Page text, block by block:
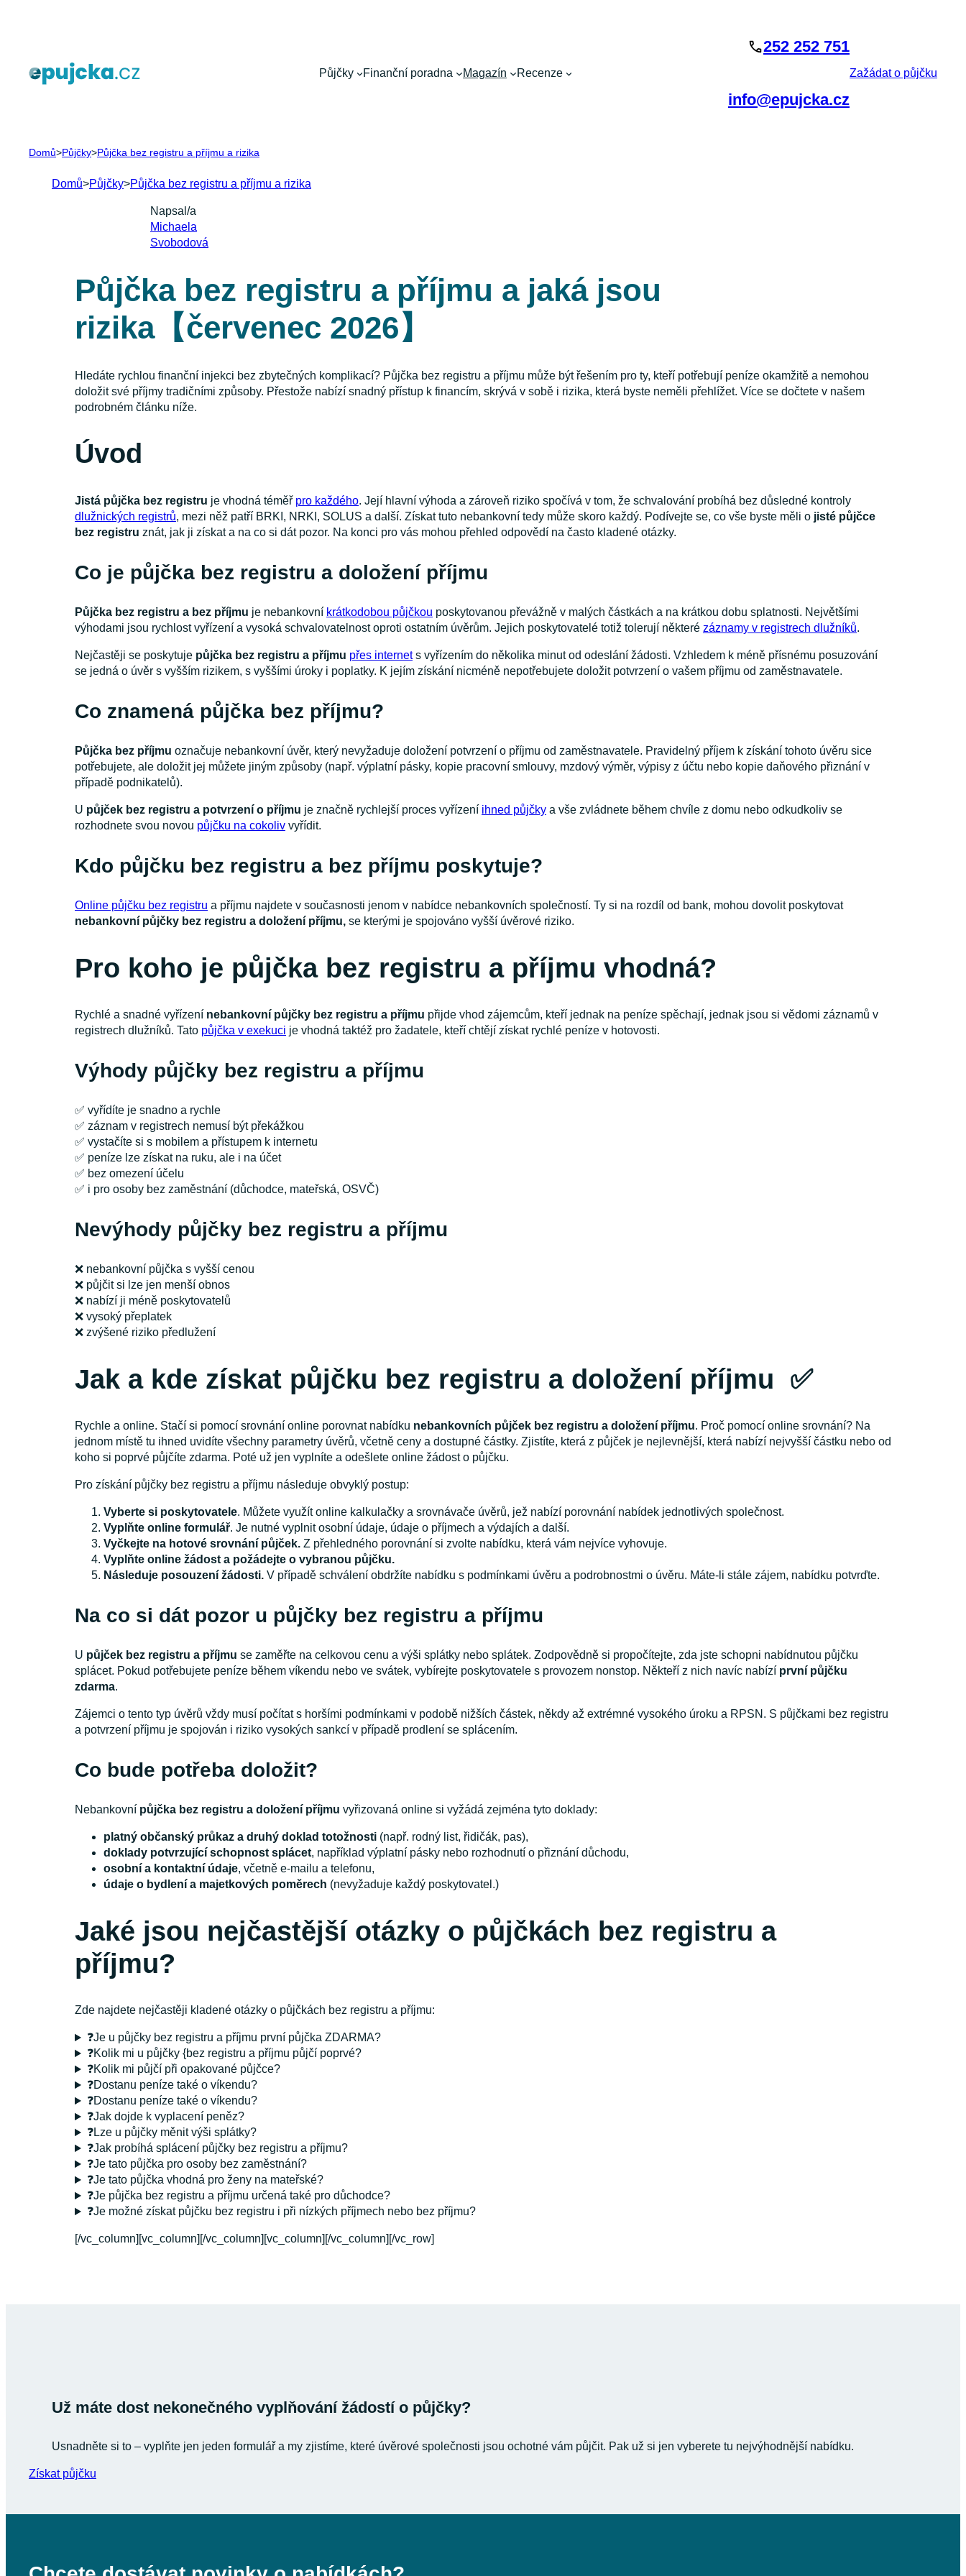
Půjčky Finanční poradna Magazín Recenze
252 252 751
info@epujcka.cz
Zažádat o půjčku
Domů>Půjčky>Půjčka bez registru a příjmu a rizika
Domů>Půjčky>Půjčka bez registru a příjmu a rizika
Napsal/a
Michaela
Svobodová
Půjčka bez registru a příjmu a jaká jsou
rizika【červenec 2026】
Hledáte rychlou finanční injekci bez zbytečných komplikací? Půjčka bez registru a příjmu může být řešením pro ty, kteří potřebují peníze okamžitě a nemohou
doložit své příjmy tradičními způsoby. Přestože nabízí snadný přístup k financím, skrývá v sobě i rizika, která byste neměli přehlížet. Více se dočtete v našem
podrobném článku níže.
Úvod
Jistá půjčka bez registru je vhodná téměř pro každého. Její hlavní výhoda a zároveň riziko spočívá v tom, že schvalování probíhá bez důsledné kontroly
dlužnických registrů, mezi něž patří BRKI, NRKI, SOLUS a další. Získat tuto nebankovní tedy může skoro každý. Podívejte se, co vše byste měli o jisté půjčce
bez registru znát, jak ji získat a na co si dát pozor. Na konci pro vás mohou přehled odpovědí na často kladené otázky.
Co je půjčka bez registru a doložení příjmu
Půjčka bez registru a bez příjmu je nebankovní krátkodobou půjčkou poskytovanou převážně v malých částkách a na krátkou dobu splatnosti. Největšími
výhodami jsou rychlost vyřízení a vysoká schvalovatelnost oproti ostatním úvěrům. Jejich poskytovatelé totiž tolerují některé záznamy v registrech dlužníků.
Nejčastěji se poskytuje půjčka bez registru a příjmu přes internets vyřízením do několika minut od odeslání žádosti. Vzhledem k méně přísnému posuzování
se jedná o úvěr s vyšším rizikem, s vyššími úroky i poplatky. K jejím získání nicméně nepotřebujete doložit potvrzení o vašem příjmu od zaměstnavatele.
Co znamená půjčka bez příjmu?
Půjčka bez příjmu označuje nebankovní úvěr, který nevyžaduje doložení potvrzení o příjmu od zaměstnavatele. Pravidelný příjem k získání tohoto úvěru sice
potřebujete, ale doložit jej můžete jiným způsoby (např. výplatní pásky, kopie pracovní smlouvy, mzdový výměr, výpisy z účtu nebo kopie daňového přiznání v
případě podnikatelů).
U půjček bez registru a potvrzení o příjmu je značně rychlejší proces vyřízení ihned půjčky a vše zvládnete během chvíle z domu nebo odkudkoliv se
rozhodnete svou novou půjčku na cokoliv vyřídit.
Kdo půjčku bez registru a bez příjmu poskytuje?
Online půjčku bez registru a příjmu najdete v současnosti jenom v nabídce nebankovních společností. Ty si na rozdíl od bank, mohou dovolit poskytovat
nebankovní půjčky bez registru a doložení příjmu, se kterými je spojováno vyšší úvěrové riziko.
Pro koho je půjčka bez registru a příjmu vhodná?
Rychlé a snadné vyřízení nebankovní půjčky bez registru a příjmu přijde vhod zájemcům, kteří jednak na peníze spěchají, jednak jsou si vědomi záznamů v
registrech dlužníků. Tato půjčka v exekuci je vhodná taktéž pro žadatele, kteří chtějí získat rychlé peníze v hotovosti.
Výhody půjčky bez registru a příjmu
✅ vyřídíte je snadno a rychle
✅ záznam v registrech nemusí být překážkou
✅ vystačíte si s mobilem a přístupem k internetu
✅ peníze lze získat na ruku, ale i na účet
✅ bez omezení účelu
✅ i pro osoby bez zaměstnání (důchodce, mateřská, OSVČ)
Nevýhody půjčky bez registru a příjmu
❌ nebankovní půjčka s vyšší cenou
❌ půjčit si lze jen menší obnos
❌ nabízí ji méně poskytovatelů
❌ vysoký přeplatek
❌ zvýšené riziko předlužení
Jak a kde získat půjčku bez registru a doložení příjmu ✅
Rychle a online. Stačí si pomocí srovnání online porovnat nabídku nebankovních půjček bez registru a doložení příjmu. Proč pomocí online srovnání? Na
jednom místě tu ihned uvidíte všechny parametry úvěrů, včetně ceny a dostupné částky. Zjistíte, která z půjček je nejlevnější, která nabízí nejvyšší částku nebo od
koho si poprvé půjčíte zdarma. Poté už jen vyplníte a odešlete online žádost o půjčku.
Pro získání půjčky bez registru a příjmu následuje obvyklý postup:
Vyberte si poskytovatele. Můžete využít online kalkulačky a srovnávače úvěrů, jež nabízí porovnání nabídek jednotlivých společnost.
Vyplňte online formulář. Je nutné vyplnit osobní údaje, údaje o příjmech a výdajích a další.
Vyčkejte na hotové srovnání půjček. Z přehledného porovnání si zvolte nabídku, která vám nejvíce vyhovuje.
Vyplňte online žádost a požádejte o vybranou půjčku.
Následuje posouzení žádosti. V případě schválení obdržíte nabídku s podmínkami úvěru a podrobnostmi o úvěru. Máte-li stále zájem, nabídku potvrďte.
Na co si dát pozor u půjčky bez registru a příjmu
U půjček bez registru a příjmu se zaměřte na celkovou cenu a výši splátky nebo splátek. Zodpovědně si propočítejte, zda jste schopni nabídnutou půjčku
splácet. Pokud potřebujete peníze během víkendu nebo ve svátek, vybírejte poskytovatele s provozem nonstop. Někteří z nich navíc nabízí první půjčku
zdarma.
Zájemci o tento typ úvěrů vždy musí počítat s horšími podmínkami v podobě nižších částek, někdy až extrémné vysokého úroku a RPSN. S půjčkami bez registru
a potvrzení příjmu je spojován i riziko vysokých sankcí v případě prodlení se splácením.
Co bude potřeba doložit?
Nebankovní půjčka bez registru a doložení příjmu vyřizovaná online si vyžádá zejména tyto doklady:
platný občanský průkaz a druhý doklad totožnosti (např. rodný list, řidičák, pas),
doklady potvrzující schopnost splácet, například výplatní pásky nebo rozhodnutí o přiznání důchodu,
osobní a kontaktní údaje, včetně e-mailu a telefonu,
údaje o bydlení a majetkových poměrech (nevyžaduje každý poskytovatel.)
Jaké jsou nejčastější otázky o půjčkách bez registru a
příjmu?
Zde najdete nejčastěji kladené otázky o půjčkách bez registru a příjmu:
❓Je u půjčky bez registru a příjmu první půjčka ZDARMA?
❓Kolik mi u půjčky {bez registru a příjmu půjčí poprvé?
❓Kolik mi půjčí při opakované půjčce?
❓Dostanu peníze také o víkendu?
❓Dostanu peníze také o víkendu?
❓Jak dojde k vyplacení peněz?
❓Lze u půjčky měnit výši splátky?
❓Jak probíhá splácení půjčky bez registru a příjmu?
❓Je tato půjčka pro osoby bez zaměstnání?
❓Je tato půjčka vhodná pro ženy na mateřské?
❓Je půjčka bez registru a příjmu určená také pro důchodce?
❓Je možné získat půjčku bez registru i při nízkých příjmech nebo bez příjmu?
[/vc_column][vc_column][/vc_column][vc_column][/vc_column][/vc_row]
Už máte dost nekonečného vyplňování žádostí o půjčky?
Usnadněte si to – vyplňte jen jeden formulář a my zjistíme, které úvěrové společnosti jsou ochotné vám půjčit. Pak už si jen vyberete tu nejvýhodnější nabídku.
Získat půjčku